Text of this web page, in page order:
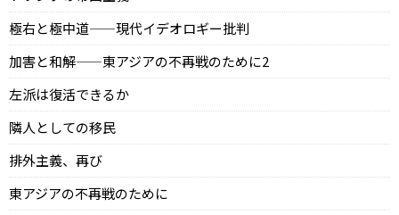
極右と極中道——現代イデオロギー批判
加害と和解——東アジアの不再戦のために2
左派は復活できるか
隣人としての移民
排外主義、再び
東アジアの不再戦のために